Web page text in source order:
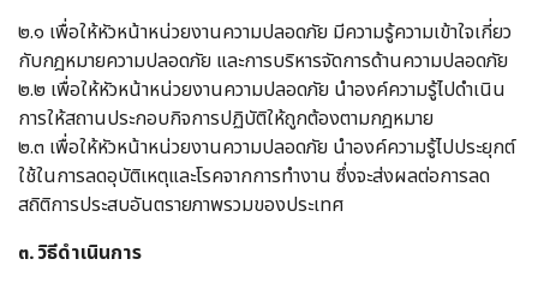
๒.๑ เพื่อให้หัวหน้าหน่วยงานความปลอดภัย มีความรู้ความเข้าใจเกี่ยว
กับกฎหมายความปลอดภัย และการบริหารจัดการด้านความปลอดภัย
๒.๒ เพื่อให้หัวหน้าหน่วยงานความปลอดภัย นำองค์ความรู้ไปดำเนิน
การให้สถานประกอบกิจการปฏิบัติให้ถูกต้องตามกฎหมาย
๒.๓ เพื่อให้หัวหน้าหน่วยงานความปลอดภัย นำองค์ความรู้ไปประยุกต์
ใช้ในการลดอุบัติเหตุและโรคจากการทำงาน ซึ่งจะส่งผลต่อการลด
สถิติการประสบอันตรายภาพรวมของประเทศ
๓. วิธีดำเนินการ